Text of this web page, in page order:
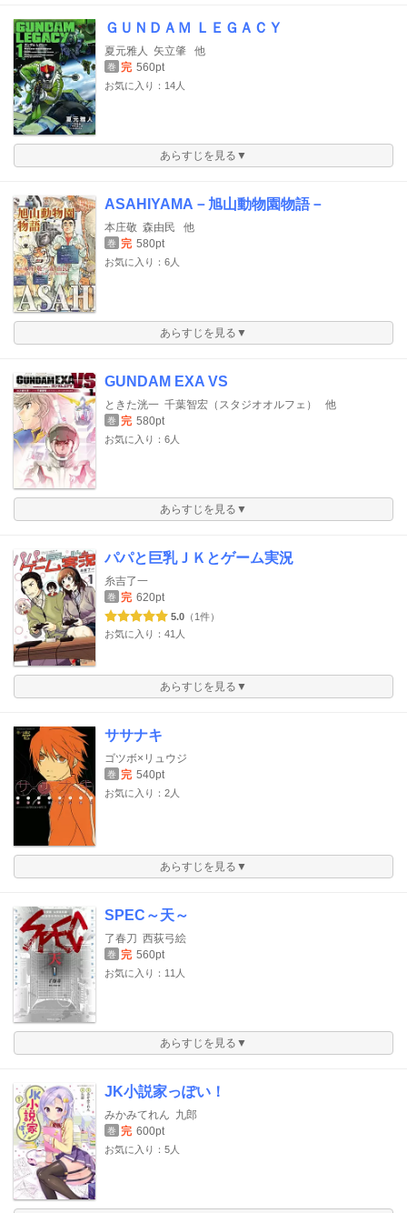
ＧＵＮＤＡＭ ＬＥＧＡＣＹ
夏元雅人 矢立肇 他
巻 完 560pt
お気に入り：14人
あらすじを見る▼
ASAHIYAMA－旭山動物園物語－
本庄敬 森由民 他
巻 完 580pt
お気に入り：6人
あらすじを見る▼
GUNDAM EXA VS
ときた洸一 千葉智宏（スタジオオルフェ） 他
巻 完 580pt
お気に入り：6人
あらすじを見る▼
パパと巨乳ＪＫとゲーム実況
糸吉了一
巻 完 620pt
5.0 （1件）
お気に入り：41人
あらすじを見る▼
ササナキ
ゴツボ×リュウジ
巻 完 540pt
お気に入り：2人
あらすじを見る▼
SPEC～天～
了春刀 西荻弓絵
巻 完 560pt
お気に入り：11人
あらすじを見る▼
JK小説家っぽい！
みかみてれん 九郎
巻 完 600pt
お気に入り：5人